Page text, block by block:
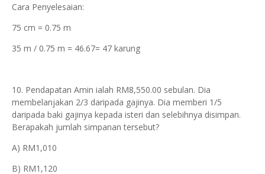
Cara Penyelesaian:
75 cm = 0.75 m
35 m / 0.75 m = 46.67= 47 karung
10. Pendapatan Amin ialah RM8,550.00 sebulan. Dia
membelanjakan 2/3 daripada gajinya. Dia memberi 1/5
daripada baki gajinya kepada isteri dan selebihnya disimpan.
Berapakah jumlah simpanan tersebut?
A) RM1,010
B) RM1,120